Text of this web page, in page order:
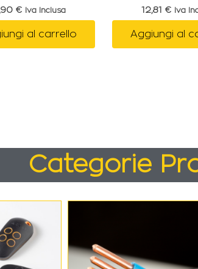
€ Iva Inclusa
al carrello
12,81€ Iva
Aggiungi al
Categorie